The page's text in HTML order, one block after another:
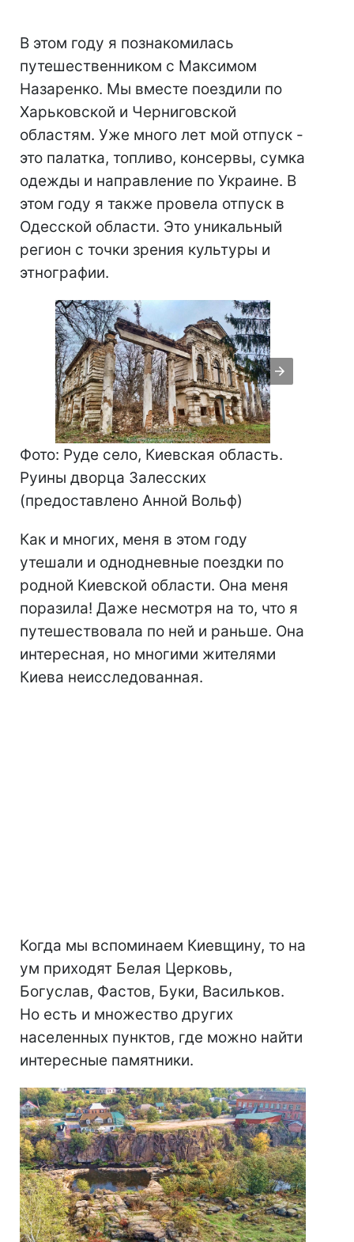
В этом году я познакомилась
путешественником с Максимом
Назаренко. Мы вместе поездили по
Харьковской и Черниговской
областям. Уже много лет мой отпуск -
это палатка, топливо, консервы, сумка
одежды и направление по Украине. В
этом году я также провела отпуск в
Одесской области. Это уникальный
регион с точки зрения культуры и
этнографии.
Фото: Руде село, Киевская область.
Руины дворца Залесских
(предоставлено Анной Вольф)
Как и многих, меня в этом году
утешали и однодневные поездки по
родной Киевской области. Она меня
поразила! Даже несмотря на то, что я
путешествовала по ней и раньше. Она
интересная, но многими жителями
Киева неисследованная.
Когда мы вспоминаем Киевщину, то на
ум приходят Белая Церковь,
Богуслав, Фастов, Буки, Васильков.
Но есть и множество других
населенных пунктов, где можно найти
интересные памятники.